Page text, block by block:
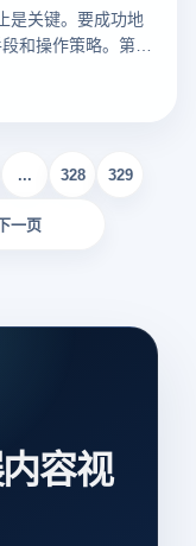
是关键。要成功地
和操作策略。第
为每个帐户建立单
、IP地址和时区，
服务，防止多个帐
验对每个帐户进
... 328 329
一页
容视